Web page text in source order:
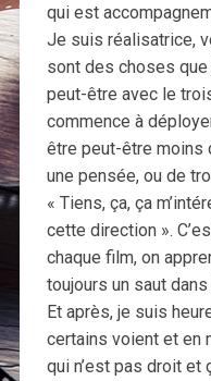
qui est
Je suis réalisatrice,
sont des choses que
peut-être avec le
commence à
être peut-être moins
une pensée, ou de
« Tiens, ça, ça
cette direction ».
chaque film, on
toujours un saut
Et après, je suis
certains voient et en
qui n’est pas droit et